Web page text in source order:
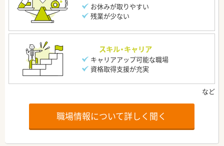
お休みが取りやすい
残業が少ない
スキル・キャリア
キャリアアップ可能な職場
資格取得支援が充実
職場情報について詳しく聞く